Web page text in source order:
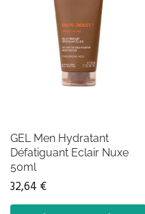
GEL Men Hydratant
Défatiguant Eclair Nuxe
50ml
32,64 €